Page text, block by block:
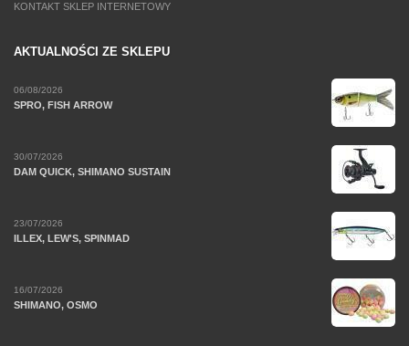
KONTAKT SKLEP INTERNETOWY
AKTUALNOŚCI ZE SKLEPU
06/08/2026
SPRO, FISH ARROW
30/07/2026
DAM QUICK, SHIMANO SUSTAIN
23/07/2026
ILLEX, LEW'S, SPINMAD
16/07/2026
SHIMANO, OSMO